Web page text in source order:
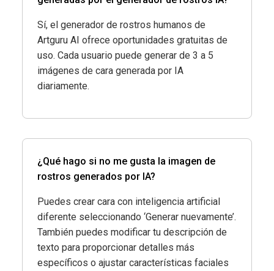
Sí, el generador de rostros humanos de
Artguru AI ofrece oportunidades gratuitas de
uso. Cada usuario puede generar de 3 a 5
imágenes de cara generada por IA
diariamente.
¿Qué hago si no me gusta la imagen de
rostros generados por IA?
Puedes crear cara con inteligencia artificial
diferente seleccionando ‘Generar nuevamente’.
También puedes modificar tu descripción de
texto para proporcionar detalles más
específicos o ajustar características faciales